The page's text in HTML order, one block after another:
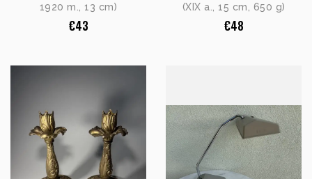
1920 m., 13 cm)
€43
(XIX a., 15 cm, 650 g)
€48